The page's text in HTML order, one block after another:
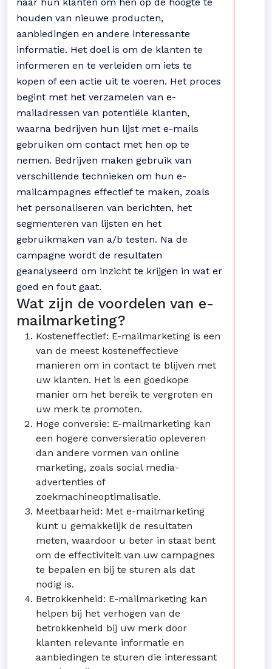
houden van nieuwe producten,
aanbiedingen en andere interessante
informatie. Het doel is om de klanten te
informeren en te verleiden om iets te
kopen of een actie uit te voeren. Het proces
begint met het verzamelen van e-
mailadressen van potentiële klanten,
waarna bedrijven hun lijst met e-mails
gebruiken om contact met hen op te
nemen. Bedrijven maken gebruik van
verschillende technieken om hun e-
mailcampagnes effectief te maken, zoals
het personaliseren van berichten, het
segmenteren van lijsten en het
gebruikmaken van a/b testen. Na de
campagne wordt de resultaten
geanalyseerd om inzicht te krijgen in wat er
goed en fout gaat.
Wat zijn de voordelen van e-
mailmarketing?
Kosteneffectief: E-mailmarketing is een
van de meest kosteneffectieve
manieren om in contact te blijven met
uw klanten. Het is een goedkope
manier om het bereik te vergroten en
uw merk te promoten.
Hoge conversie: E-mailmarketing kan
een hogere conversieratio opleveren
dan andere vormen van online
marketing, zoals social media-
advertenties of
zoekmachineoptimalisatie.
Meetbaarheid: Met e-mailmarketing
kunt u gemakkelijk de resultaten
meten, waardoor u beter in staat bent
om de effectiviteit van uw campagnes
te bepalen en bij te sturen als dat
nodig is.
Betrokkenheid: E-mailmarketing kan
helpen bij het verhogen van de
betrokkenheid bij uw merk door
klanten relevante informatie en
aanbiedingen te sturen die interessant